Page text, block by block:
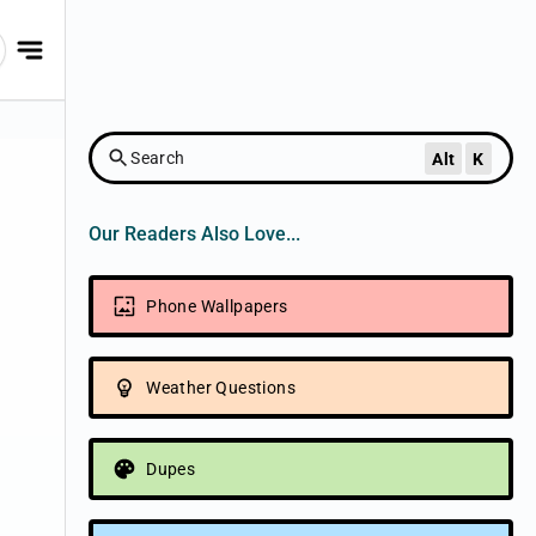
Search Alt K
Our Readers Also Love...
Phone Wallpapers
Weather Questions
Dupes